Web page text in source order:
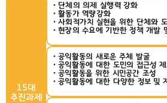
15대
추진과제
단체의 의제 실행력 강화
활동가 역량강화
사회적가치 실현을 위한 단체와
현장의 수요에 기반한 정책 개발
공익활동의 새로운 주체 발굴
공익활동에 대한 도민의 접근성
공익활동을 위한 시민공간 조성
공익활동에 대한 다양한 정보 및